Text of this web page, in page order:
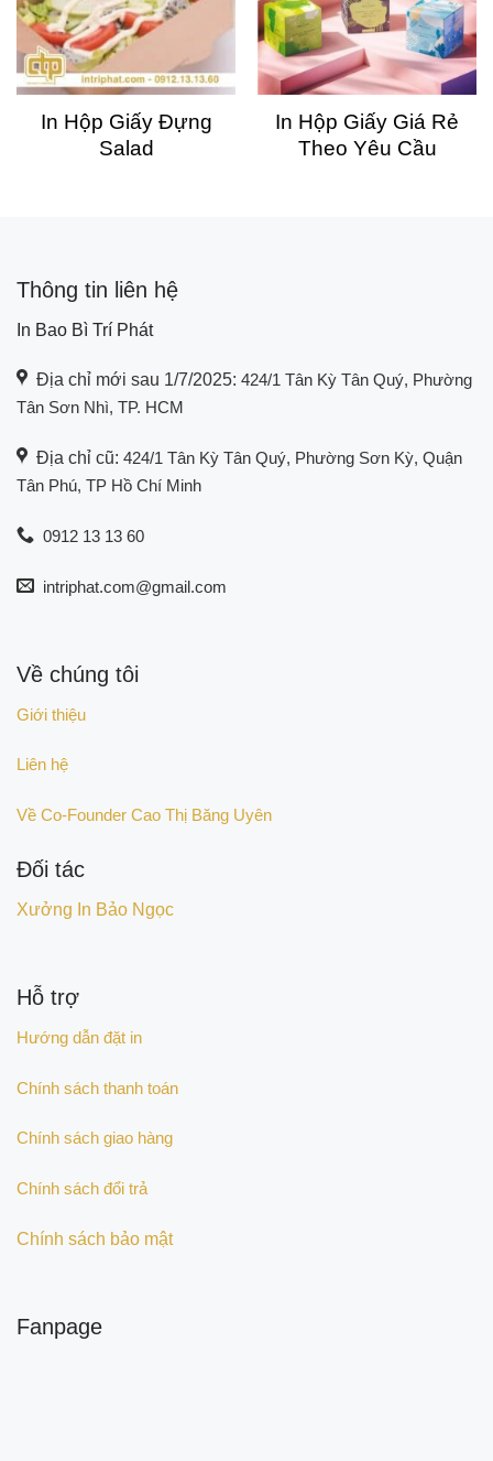
In Hộp Giấy Đựng
Salad
In Hộp Giấy Giá Rẻ
Theo Yêu Cầu
Thông tin liên hệ
In Bao Bì Trí Phát
Địa chỉ mới sau 1/7/2025: 424/1 Tân Kỳ Tân Quý, Phường
Tân Sơn Nhì, TP. HCM
Địa chỉ cũ: 424/1 Tân Kỳ Tân Quý, Phường Sơn Kỳ, Quận
Tân Phú, TP Hồ Chí Minh
0912 13 13 60
intriphat.com@gmail.com
Về chúng tôi
Giới thiệu
Liên hệ
Về Co-Founder Cao Thị Băng Uyên
Đối tác
Xưởng In Bảo Ngọc
Hỗ trợ
Hướng dẫn đặt in
Chính sách thanh toán
Chính sách giao hàng
Chính sách đổi trả
Chính sách bảo mật
Fanpage